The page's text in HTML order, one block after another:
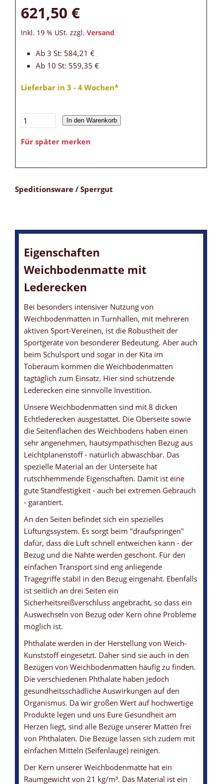
621,50 €
Inkl. 19 % USt. zzgl. Versand
Ab 3 St: 584,21 €
Ab 10 St: 559,35 €
Lieferbar in 3 - 4 Wochen*
In den Warenkorb
Für später merken
Speditionsware / Sperrgut
WEICHBODENMATTE MIT LEDERECKEN
... zum zusätzlichen Schutz
WEICHBODENMATTE MIT ANTIRUTSCHBODEN
... garantiert eine gute Standfestigkeit
WEICHBODENMATTE MIT ECHTLEDER-ECKEN
... leistet ihre Dienste über viele Jahre
WEICHBODENMATTE MIT TRAGEGRIFFE
... und Lüftungssystem
WEICHBODENMATTEN-KERN
... aus Polyurethan / Schaumstoff
Eigenschaften
Weichbodenmatte mit
Lederecken
Bei besonders intensiver Nutzung von
Weichbodenmatten in Turnhallen, mit mehreren
aktiven Sport-Vereinen, ist die Robustheit der
Sportgeräte von besonderer Bedeutung. Aber auch
beim Schulsport und sogar in der Kita im
Toberaum kommen die Weichbodenmatten
tagtäglich zum Einsatz. Hier sind schützende
Lederecken eine sinnvolle Investition.
Unsere Weichbodenmatten sind mit 8 dicken
Echtlederecken ausgestattet. Die Oberseite sowie
die Seitenflächen des Weichbodens haben einen
sehr angenehmen, hautsympathischen Bezug aus
Leichtplanenstoff - natürlich abwaschbar. Das
spezielle Material an der Unterseite hat
rutschhemmende Eigenschaften. Damit ist eine
gute Standfestigkeit - auch bei extremen Gebrauch
- garantiert.
An den Seiten befindet sich ein spezielles
Lüftungssystem. Es sorgt beim "draufspringen"
dafür, dass die Luft schnell entweichen kann - der
Bezug und die Nähte werden geschont. Für den
einfachen Transport sind eng anliegende
Tragegriffe stabil in den Bezug eingenäht. Ebenfalls
ist seitlich an drei Seiten ein
Sicherheitsreißverschluss angebracht, so dass ein
Auswechseln von Bezug oder Kern ohne Probleme
möglich ist.
Phthalate werden in der Herstellung von Weich-
Kunststoff eingesetzt. Daher sind sie auch in den
Bezügen von Weichbodenmatten häufig zu finden.
Die verschiedenen Phthalate haben jedoch
gesundheitsschädliche Auswirkungen auf den
Organismus. Da wir großen Wert auf hochwertige
Produkte legen und uns Eure Gesundheit am
Herzen liegt, sind alle Bezüge unserer Matten frei
von Phthalaten. Die Bezüge lassen sich zudem mit
einfachen Mitteln (Seifenlauge) reinigen.
Der Kern unserer Weichbodenmatte hat ein
Raumgewicht von 21 kg/m³. Das Material ist ein